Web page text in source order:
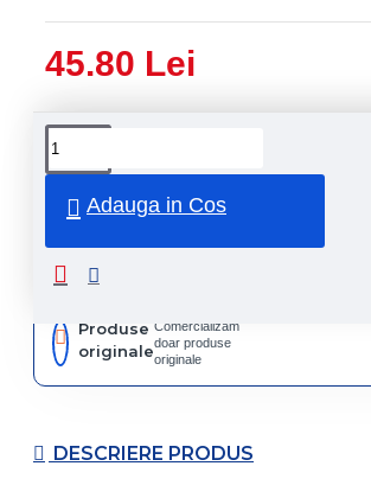
45.80 Lei
Adauga in Cos
curier
Produse
originale
Comercializam
doar produse
originale
DESCRIERE PRODUS